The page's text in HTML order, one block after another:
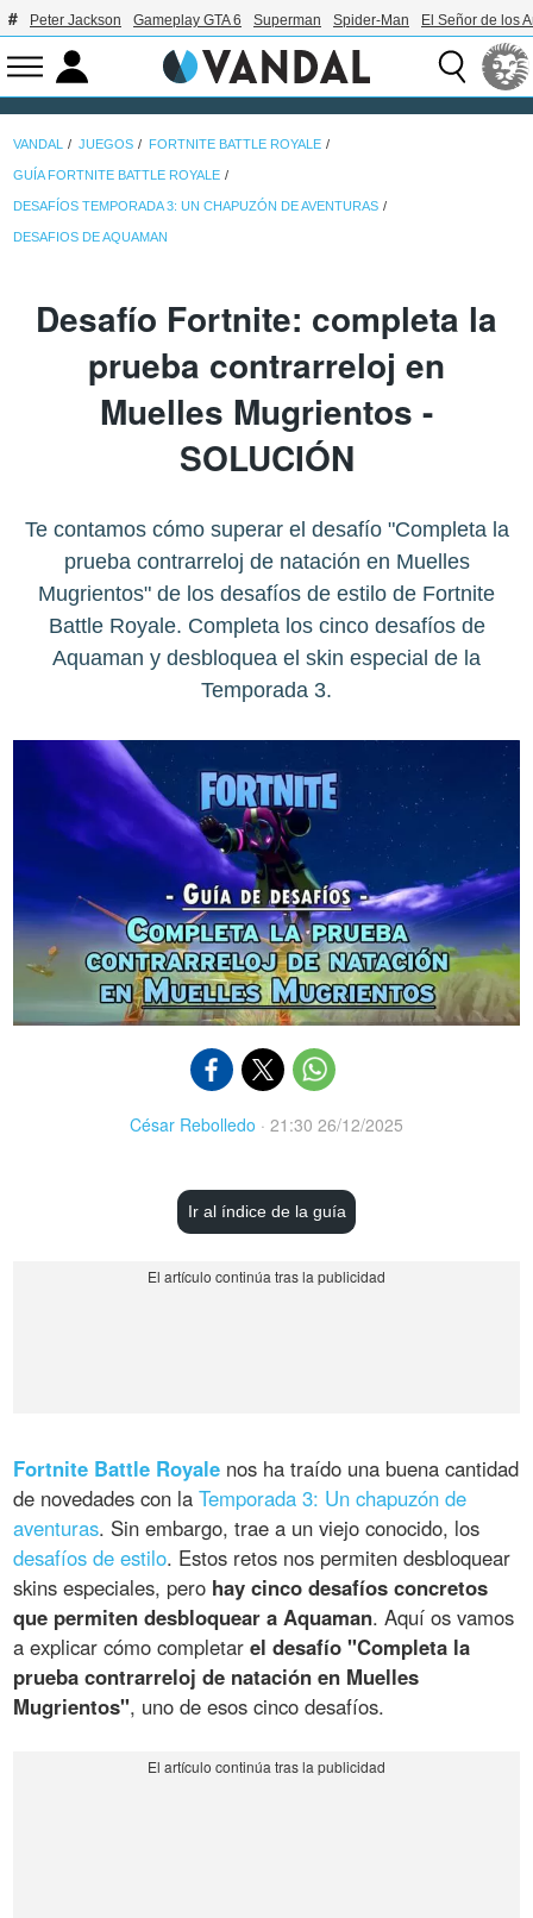
Peter Jackson Gameplay GTA 6 Superman Spider-Man El Señor de los
VANDAL JUEGOS FORTNITE BATTLE ROYALE
GUÍA FORTNITE BATTLE ROYALE
DESAFÍOS TEMPORADA 3: UN CHAPUZÓN DE AVENTURAS
DESAFIOS DE AQUAMAN
Desafío Fortnite: completa la
prueba contrarreloj en
Muelles Mugrientos -
SOLUCIÓN
Te contamos cómo superar el desafío "Completa la
prueba contrarreloj de natación en Muelles
Mugrientos" de los desafíos de estilo de Fortnite
Battle Royale. Completa los cinco desafíos de
Aquaman y desbloquea el skin especial de la
Temporada 3.
César Rebolledo · 21:30 26/12/2025
Ir al índice de la guía
Fortnite Battle Royale nos ha traído una buena cantidad
de novedades con laTemporada 3: Un chapuzón de
aventuras. Sin embargo, trae a un viejo conocido, los
desafíos de estilo. Estos retos nos permiten desbloquear
skins especiales, pero hay cinco desafíos concretos
que permiten desbloquear a Aquaman. Aquí os vamos
a explicar cómo completarel desafío "Completa la
prueba contrarreloj de natación en Muelles
Mugrientos", uno de esos cinco desafíos.